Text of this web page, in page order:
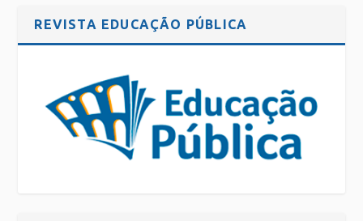
REVISTA EDUCAÇÃO PÚBLICA